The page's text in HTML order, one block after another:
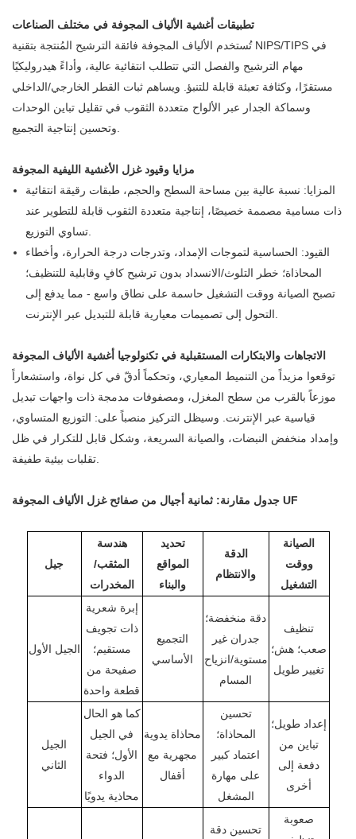
تطبيقات أغشية الألياف المجوفة في مختلف الصناعات
تُستخدم الألياف المجوفة فائقة الترشيح المُنتجة بتقنية NIPS/TIPS في
مهام الترشيح والفصل التي تتطلب انتقائية عالية، وأداءً هيدروليكيًا
مستقرًا، وكثافة تعبئة قابلة للتنبؤ. ويساهم ثبات القطر الخارجي/الداخلي
وسماكة الجدار عبر الألواح متعددة الثقوب في تقليل تباين الوحدات
وتحسين إنتاجية التجميع.
مزايا وقيود غزل الأغشية الليفية المجوفة
المزايا: نسبة عالية بين مساحة السطح والحجم، طبقات رقيقة انتقائية
ذات مسامية مصممة خصيصًا، إنتاجية متعددة الثقوب قابلة للتطوير عند
تساوي التوزيع.
القيود: الحساسية لتموجات الإمداد، وتدرجات درجة الحرارة، وأخطاء
المحاذاة؛ خطر التلوث/الانسداد بدون ترشيح كافٍ وقابلية للتنظيف؛
تصبح الصيانة ووقت التشغيل حاسمة على نطاق واسع - مما يدفع إلى
التحول إلى تصميمات معيارية قابلة للتبديل عبر الإنترنت.
الاتجاهات والابتكارات المستقبلية في تكنولوجيا أغشية الألياف المجوفة
توقعوا مزيداً من التنميط المعياري، وتحكماً أدقّ في كل نواة، واستشعاراً
موزعاً بالقرب من سطح المغزل، ومصفوفات مدمجة ذات واجهات تبديل
قياسية عبر الإنترنت. وسيظل التركيز منصباً على: التوزيع المتساوي،
وإمداد منخفض النبضات، والصيانة السريعة، وشكل قابل للتكرار في ظل
تقلبات بيئية طفيفة.
جدول مقارنة: ثمانية أجيال من صفائح غزل الألياف المجوفة UF
جيل
هندسة
المثقب/
المخدرات
تحديد
المواقع
والبناء
الدقة
والانتظام
الصيانة
ووقت
التشغيل
الجيل الأول
إبرة شعرية
ذات تجويف
مستقيم؛
صفيحة من
قطعة واحدة
التجميع
الأساسي
دقة منخفضة؛
جدران غير
مستوية/انزياح
المسام
تنظيف
صعب؛ هش؛
تغيير طويل
الجيل
الثاني
كما هو الحال
في الجيل
الأول؛ فتحة
الدواء
محاذية يدويًا
محاذاة يدوية
مجهرية مع
أقفال
تحسين
المحاذاة؛
اعتماد كبير
على مهارة
المشغل
إعداد طويل؛
تباين من
دفعة إلى
أخرى
تحسين دقة
صعوبة